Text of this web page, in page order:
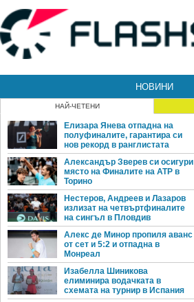
НОВИНИ
НАЙ-ЧЕТЕНИ
Елизара Янева отпадна на
полуфиналите, гарантира си
нов рекорд в ранглистата
Александър Зверев си осигури
място на Финалите на ATP в
Торино
Нестеров, Андреев и Лазаров
излизат на четвъртфиналите
на сингъл в Пловдив
Алекс де Минор пропиля аванс
от сет и 5:2 и отпадна в
Монреал
Изабелла Шиникова
елиминира водачката в
схемата на турнир в Испания